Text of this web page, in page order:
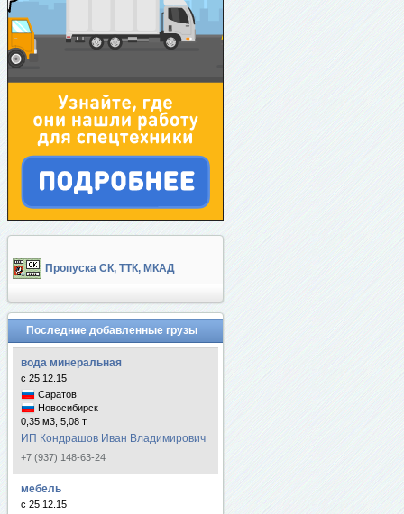
Пропуска СК, ТТК, МКАД
Последние добавленные грузы
вода минеральная
с 25.12.15
Саратов
Новосибирск
0,35 м3, 5,08 т
ИП Кондрашов Иван Владимирович
+7 (937) 148-63-24
мебель
с 25.12.15